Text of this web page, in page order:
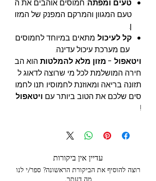
טעים ומפתה: חמוסים אוהבים את ה
טעם המגוון והמרקם המפנק של המזו
ן.
קל לעיכול: מתאים במיוחד לחמוסים
עם מערכת עיכול עדינה.
ויטאפול - מזון מלא להמלטות הוא הב
חירה המושלמת לכל מי שרוצה לדאוג ל
תזונה בריאה ומאוזנת לחמוסיו. תנו לחמו
סים שלכם את הטוב ביותר עם ויטאפול
!
עדיין אין ביקורות
רוצה להוסיף את הביקורת הראשונה? ספר/י לנו
מה דעתך.